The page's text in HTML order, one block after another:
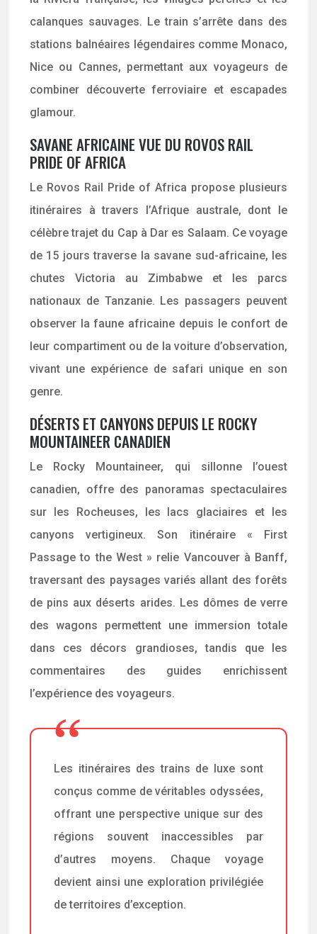
calanques sauvages. Le train s’arrête dans des
stations balnéaires légendaires comme Monaco,
Nice ou Cannes, permettant aux voyageurs de
combiner découverte ferroviaire et escapades
glamour.
SAVANE AFRICAINE VUE DU ROVOS RAIL
PRIDE OF AFRICA
Le Rovos Rail Pride of Africa propose plusieurs
itinéraires à travers l’Afrique australe, dont le
célèbre trajet du Cap à Dar es Salaam. Ce voyage
de 15 jours traverse la savane sud-africaine, les
chutes Victoria au Zimbabwe et les parcs
nationaux de Tanzanie. Les passagers peuvent
observer la faune africaine depuis le confort de
leur compartiment ou de la voiture d’observation,
vivant une expérience de safari unique en son
genre.
DÉSERTS ET CANYONS DEPUIS LE ROCKY
MOUNTAINEER CANADIEN
Le Rocky Mountaineer, qui sillonne l’ouest
canadien, offre des panoramas spectaculaires
sur les Rocheuses, les lacs glaciaires et les
canyons vertigineux. Son itinéraire « First
Passage to the West » relie Vancouver à Banff,
traversant des paysages variés allant des forêts
de pins aux déserts arides. Les dômes de verre
des wagons permettent une immersion totale
dans ces décors grandioses, tandis que les
commentaires des guides enrichissent
l’expérience des voyageurs.
Les itinéraires des trains de luxe sont
conçus comme de véritables odyssées,
offrant une perspective unique sur des
régions souvent inaccessibles par
d’autres moyens. Chaque voyage
devient ainsi une exploration privilégiée
de territoires d’exception.